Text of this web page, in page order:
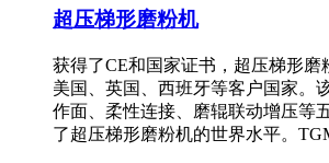
超压梯形磨粉机
获得了CE和国家证书，超压梯形磨
美国、英国、西班牙等客户国家。
作面、柔性连接、磨辊联动增压等
了超压梯形磨粉机的世界水平。